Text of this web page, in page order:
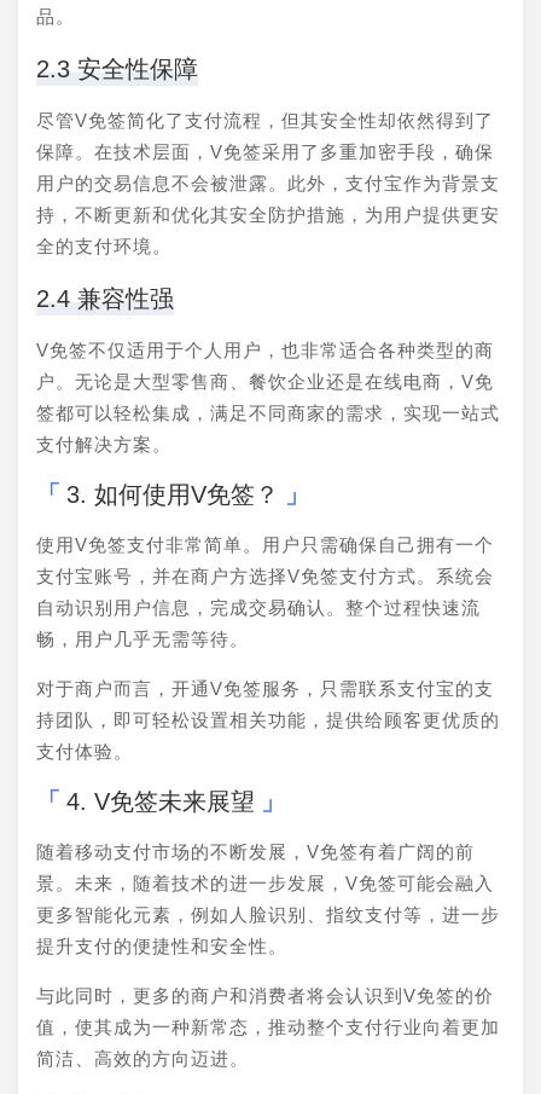
品。
2.3 安全性保障
尽管V免签简化了支付流程，但其安全性却依然得到了
保障。在技术层面，V免签采用了多重加密手段，确保
用户的交易信息不会被泄露。此外，支付宝作为背景支
持，不断更新和优化其安全防护措施，为用户提供更安
全的支付环境。
2.4 兼容性强
V免签不仅适用于个人用户，也非常适合各种类型的商
户。无论是大型零售商、餐饮企业还是在线电商，V免
签都可以轻松集成，满足不同商家的需求，实现一站式
支付解决方案。
3. 如何使用V免签？
使用V免签支付非常简单。用户只需确保自己拥有一个
支付宝账号，并在商户方选择V免签支付方式。系统会
自动识别用户信息，完成交易确认。整个过程快速流
畅，用户几乎无需等待。
对于商户而言，开通V免签服务，只需联系支付宝的支
持团队，即可轻松设置相关功能，提供给顾客更优质的
支付体验。
4. V免签未来展望
随着移动支付市场的不断发展，V免签有着广阔的前
景。未来，随着技术的进一步发展，V免签可能会融入
更多智能化元素，例如人脸识别、指纹支付等，进一步
提升支付的便捷性和安全性。
与此同时，更多的商户和消费者将会认识到V免签的价
值，使其成为一种新常态，推动整个支付行业向着更加
简洁、高效的方向迈进。